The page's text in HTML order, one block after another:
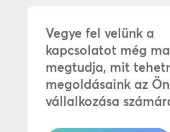
Vegye fel velünk a
kapcsolatot még
megtudja, mit
megoldásaink az Ön
vállalkozása